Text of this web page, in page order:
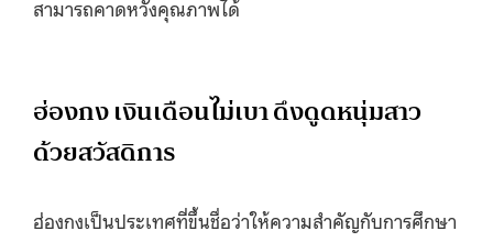
สามารถคาดหวังคุณภาพได้
ฮ่องกง เงินเดือนไม่เบา ดึงดูดหนุ่มสาว
ด้วยสวัสดิการ
ฮ่องกงเป็นประเทศที่ขึ้นชื่อว่าให้ความสำคัญกับการศึกษา